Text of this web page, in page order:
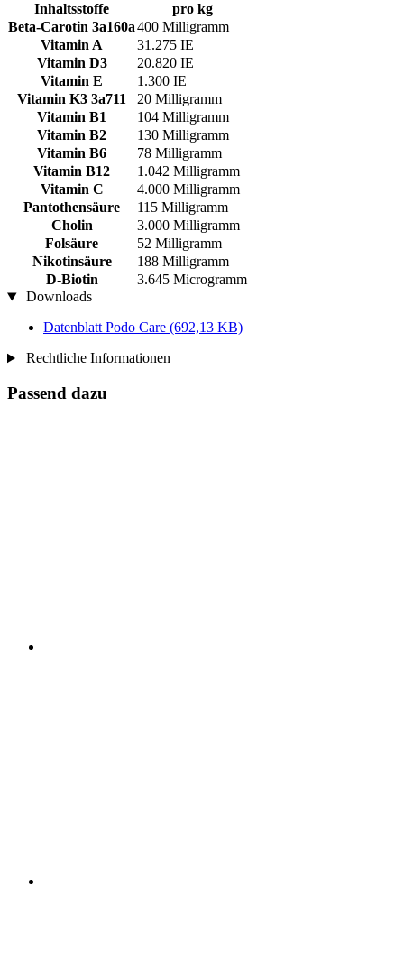
Inhaltsstoffe
pro kg
Beta-Carotin 3a160a400 Milligramm
Vitamin A
31.275 IE
Vitamin D3
20.820 IE
Vitamin E
1.300 IE
Vitamin K3 3a711
20 Milligramm
Vitamin B1
104 Milligramm
Vitamin B2
130 Milligramm
Vitamin B6
78 Milligramm
Vitamin B12
1.042 Milligramm
Vitamin C
4.000 Milligramm
Pantothensäure
115 Milligramm
Cholin
3.000 Milligramm
Folsäure
52 Milligramm
Nikotinsäure
188 Milligramm
D-Biotin
3.645 Microgramm
Downloads
Datenblatt Podo Care (692,13 KB)
Rechtliche Informationen
Passend dazu